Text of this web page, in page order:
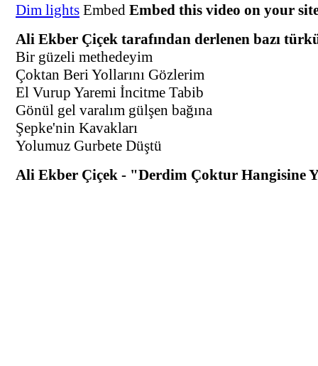
Dim lights Embed Embed this video on your
Ali Ekber Çiçek tarafından derlenen bazı
Bir güzeli methedeyim
Çoktan Beri Yollarını Gözlerim
El Vurup Yaremi İncitme Tabib
Gönül gel varalım gülşen bağına
Şepke'nin Kavakları
Yolumuz Gurbete Düştü
Ali Ekber Çiçek - "Derdim Çoktur Hangisine